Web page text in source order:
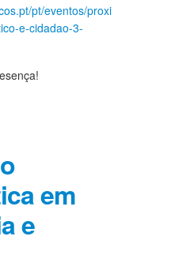
pt/eventos/proxi
e-cidadao-3-
em
e